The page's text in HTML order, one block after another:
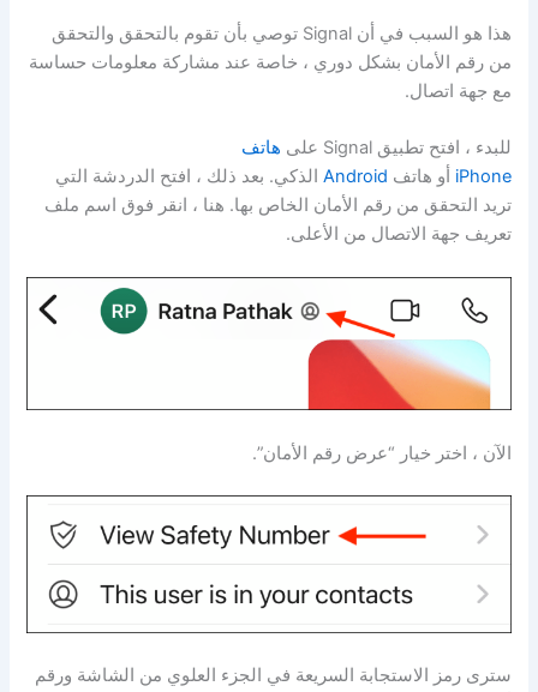
هذا هو السبب في أن Signal توصي بأن تقوم بالتحقق والتحقق
من رقم الأمان بشكل دوري ، خاصة عند مشاركة معلومات حساسة
مع جهة اتصال.
للبدء ، افتح تطبيق Signal على
هاتف
iPhone أو هاتف Android الذكي. بعد ذلك ، افتح الدردشة التي
تريد التحقق من رقم الأمان الخاص بها. هنا ، انقر فوق اسم ملف
تعريف جهة الاتصال من الأعلى.
الآن ، اختر خيار “عرض رقم الأمان”.
سترى رمز الاستجابة السريعة في الجزء العلوي من الشاشة ورقم